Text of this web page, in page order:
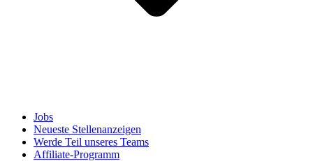
Jobs
Neueste Stellenanzeigen
Werde Teil unseres Teams
Affiliate-Programm